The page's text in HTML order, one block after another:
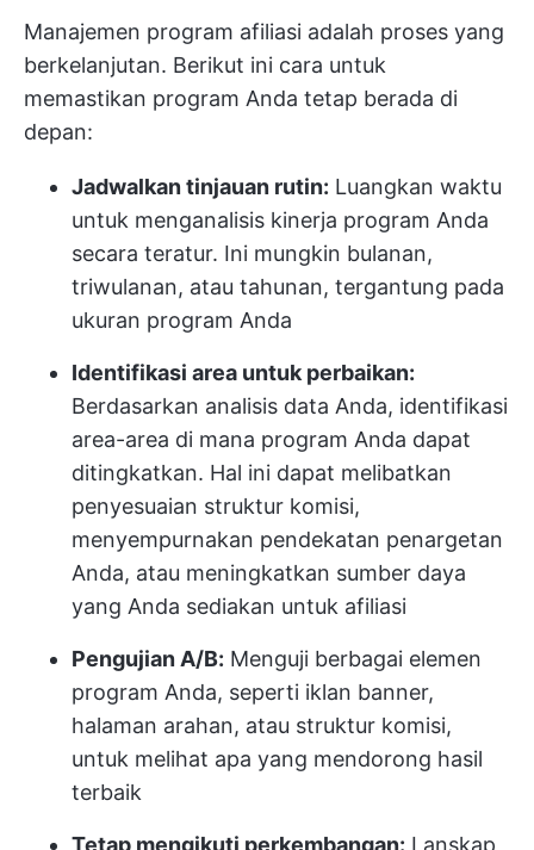
Manajemen program afiliasi adalah proses yang
berkelanjutan. Berikut ini cara untuk
memastikan program Anda tetap berada di
depan:
Jadwalkan tinjauan rutin: Luangkan waktu
untuk menganalisis kinerja program Anda
secara teratur. Ini mungkin bulanan,
triwulanan, atau tahunan, tergantung pada
ukuran program Anda
Identifikasi area untuk perbaikan:
Berdasarkan analisis data Anda, identifikasi
area-area di mana program Anda dapat
ditingkatkan. Hal ini dapat melibatkan
penyesuaian struktur komisi,
menyempurnakan pendekatan penargetan
Anda, atau meningkatkan sumber daya
yang Anda sediakan untuk afiliasi
Pengujian A/B: Menguji berbagai elemen
program Anda, seperti iklan banner,
halaman arahan, atau struktur komisi,
untuk melihat apa yang mendorong hasil
terbaik
Tetap mengikuti perkembangan: Lanskap